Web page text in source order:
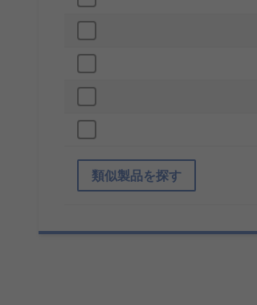
類似製品を探す